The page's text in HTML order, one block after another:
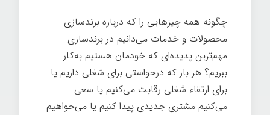
چگونه همه چیزهایی را که درباره برندسازی
محصولات و خدمات می‌دانیم در برندسازی
مهم‌ترین پدیده‌ای که خودمان هستیم به‌کار
ببریم؟ هر بار که درخواستی برای شغلی داریم یا
برای ارتقاء شغلی رقابت می‌کنیم یا سعی
می‌کنیم مشتری جدیدی پیدا کنیم یا می‌خواهیم